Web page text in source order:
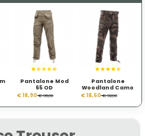
Pantalone Mod
65 OD
€ 18,90€ 36,90
Pantalone
Woodland Camo
Winn Cargo II
€ 18,50€ 32,90